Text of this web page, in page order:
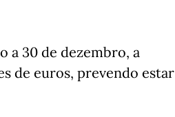
a 30 de dezembro, a
de euros, prevendo estar